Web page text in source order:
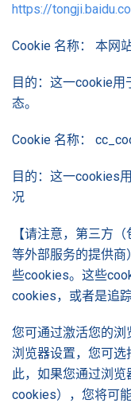
https://
Cookie 名称： 本网
目的：这一cookie
态。
Cookie 名称：
目的：这一cookies
况
【请注意，第三方
等外部服务的提供
些cookies。这些
cookies，或者是追
您可通过激活您的
浏览器设置，您可
此，如果您通过浏
cookies），您将可